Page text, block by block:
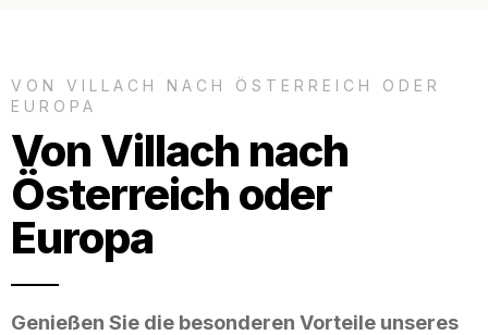
VON VILLACH NACH ÖSTERREICH ODER
EUROPA
Von Villach nach
Österreich oder
Europa
Genießen Sie die besonderen Vorteile unseres